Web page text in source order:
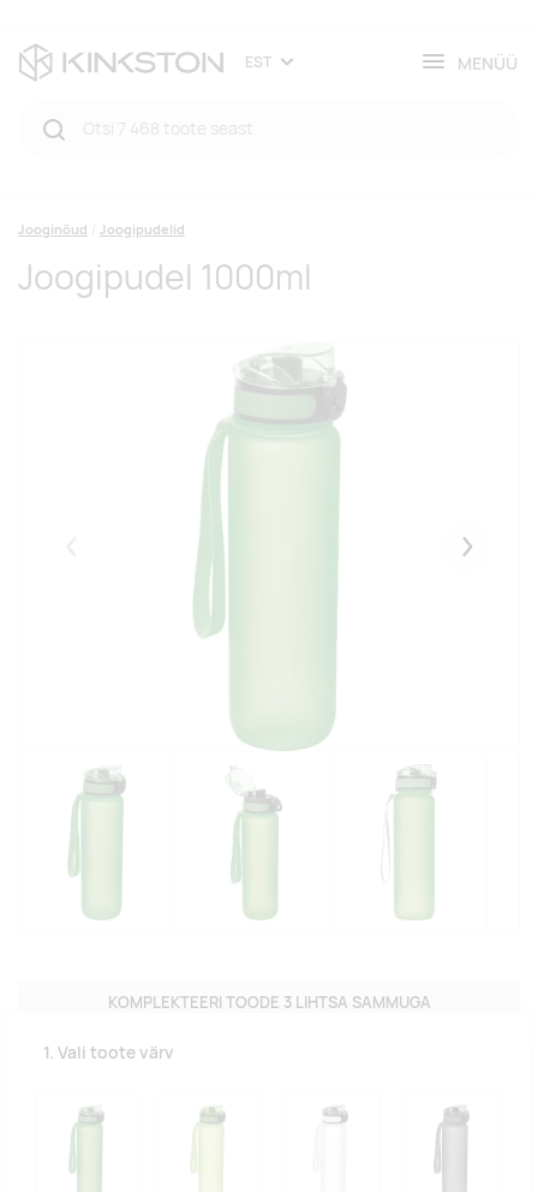
EST MENÜÜ
Jooginõud Joogipudelid
Joogipudel 1000ml
KOMPLEKTEERI TOODE 3 LIHTSA SAMMUGA
1. Vali toote värv